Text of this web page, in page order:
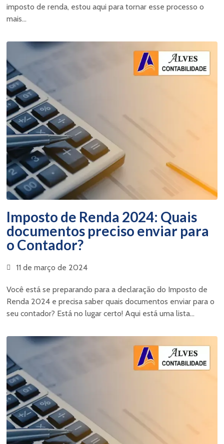
imposto de renda, estou aqui para tornar esse processo o
mais...
Imposto de Renda 2024: Quais
documentos preciso enviar para
o Contador?
11 de março de 2024
Você está se preparando para a declaração do Imposto de
Renda 2024 e precisa saber quais documentos enviar para o
seu contador? Está no lugar certo! Aqui está uma lista...